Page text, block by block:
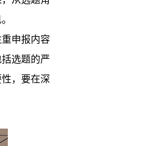
申报内容
选题的严
，要在深